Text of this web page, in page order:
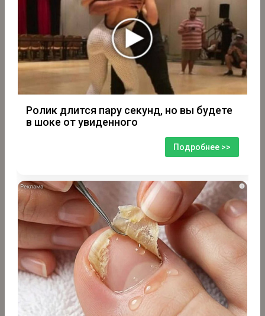
Ролик длится пару секунд, но вы будете
в шоке от увиденного
Подробнее >>
i